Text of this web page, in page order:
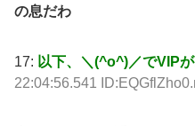
の息だわ
17: 以下、＼(^o^)／でVIP
22:04:56.541